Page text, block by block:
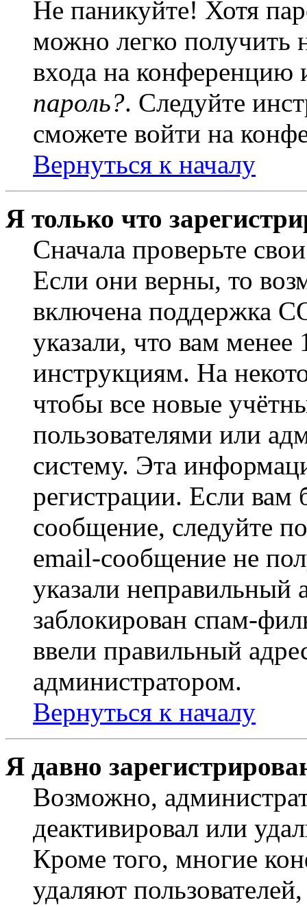
Не паникуйте! Хотя
можно легко получить
входа на
пароль?. Следуйте
сможете войти на
Вернуться к началу
Я только что
Сначала проверьте
Если они верны, то
включена поддержка
указали, что вам
инструкциям. На
чтобы все новые
пользователями или
систему. Эта
регистрации. Если
сообщение, следуйте
email-сообщение не
указали неправильный
заблокирован спам-
ввели правильный
администратором.
Вернуться к началу
Я давно
Возможно,
деактивировал или
Кроме того, многие
удаляют